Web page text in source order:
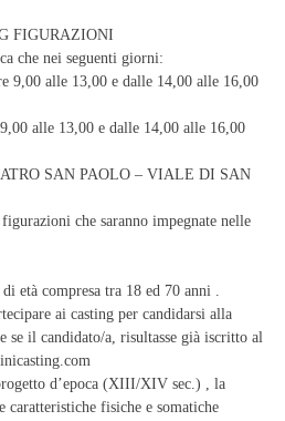
FIGURAZIONI
che nei seguenti giorni:
alle 13,00 e dalle 14,00 alle 16,00
alle 13,00 e dalle 14,00 alle 16,00
SAN PAOLO – VIALE DI SAN
che saranno impegnate nelle
età compresa tra 18 ed 70 anni .
ai casting per candidarsi alla
se il candidato/a, risultasse già iscritto al
d’epoca (XIII/XIV sec.) , la
caratteristiche fisiche e somatiche